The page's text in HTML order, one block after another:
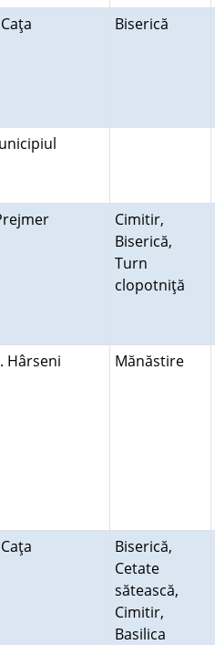
Biserică
Cimitir,
Biserică,
Turn
clopotniţă
Hârseni Mănăstire
Biserică,
Cetate
sătească,
Cimitir,
Basilica